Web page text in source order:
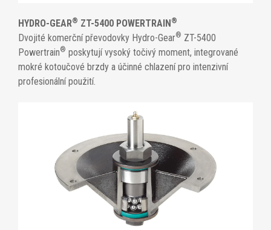
HYDRO-GEAR® ZT-5400 POWERTRAIN ®
Dvojité komerční převodovky Hydro-Gear® ZT-5400
Powertrain® poskytují vysoký točivý moment, integrované
mokré kotoučové brzdy a účinné chlazení pro intenzivní
profesionální použití.